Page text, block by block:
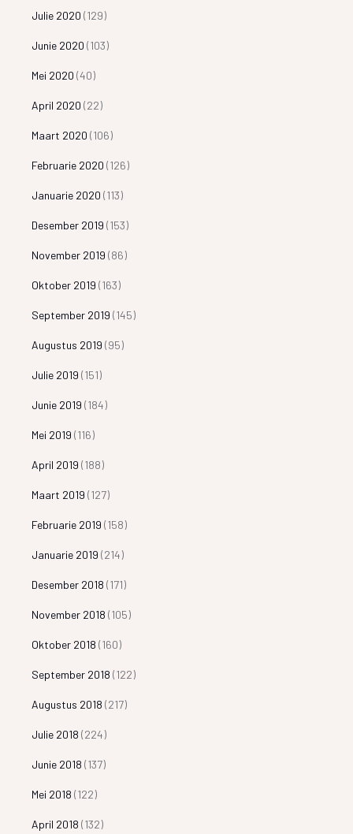
Julie 2020 (129)
Junie 2020 (103)
Mei 2020 (40)
April 2020 (22)
Maart 2020 (106)
Februarie 2020 (126)
Januarie 2020 (113)
Desember 2019 (153)
November 2019 (86)
Oktober 2019 (163)
September 2019 (145)
Augustus 2019 (95)
Julie 2019 (151)
Junie 2019 (184)
Mei 2019 (116)
April 2019 (188)
Maart 2019 (127)
Februarie 2019 (158)
Januarie 2019 (214)
Desember 2018 (171)
November 2018 (105)
Oktober 2018 (160)
September 2018 (122)
Augustus 2018 (217)
Julie 2018 (224)
Junie 2018 (137)
Mei 2018 (122)
April 2018 (132)